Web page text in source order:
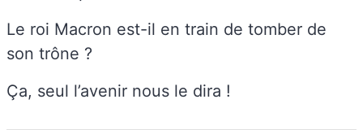
Le roi Macron est-il en train de tomber de
son trône ?
Ça, seul l’avenir nous le dira !